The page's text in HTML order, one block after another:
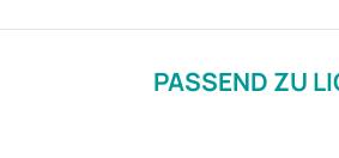
PASSEND ZU